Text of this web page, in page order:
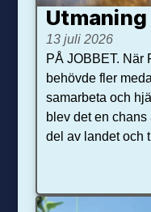
13 juli 2026
PÅ JOBBET. När
behövde fler
samarbeta och
blev det en
del av landet och